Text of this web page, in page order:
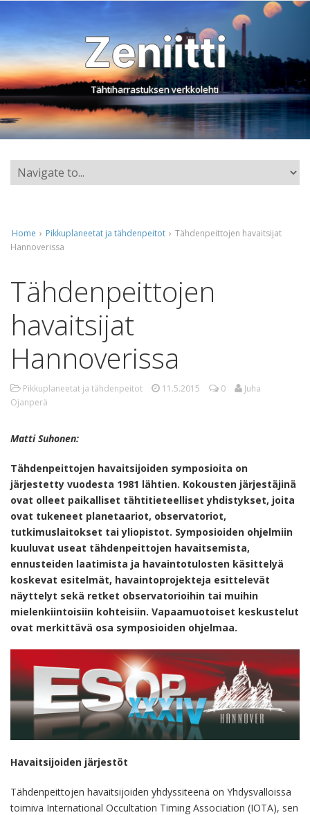
Zeniitti
Tähtiharrastuksen verkkolehti
Home › Pikkuplaneetat ja tähdenpeitot › Tähdenpeittojen havaitsijat
Hannoverissa
Tähdenpeittojen
havaitsijat
Hannoverissa
Pikkuplaneetat ja tähdenpeitot 11.5.2015 0
Juha
Ojanperä
Matti Suhonen:
Tähdenpeittojen havaitsijoiden symposioita on
järjestetty vuodesta 1981 lähtien. Kokousten järjestäjinä
ovat olleet paikalliset tähtitieteelliset yhdistykset, joita
ovat tukeneet planetaariot, observatoriot,
tutkimuslaitokset tai yliopistot. Symposioiden ohjelmiin
kuuluvat useat tähdenpeittojen havaitsemista,
ennusteiden laatimista ja havaintotulosten käsittelyä
koskevat esitelmät, havaintoprojekteja esittelevät
näyttelyt sekä retket observatorioihin tai muihin
mielenkiintoisiin kohteisiin. Vapaamuotoiset keskustelut
ovat merkittävä osa symposioiden ohjelmaa.
Havaitsijoiden järjestöt
Tähdenpeittojen havaitsijoiden yhdyssiteenä on Yhdysvalloissa
toimiva International Occultation Timing Association (IOTA), sen